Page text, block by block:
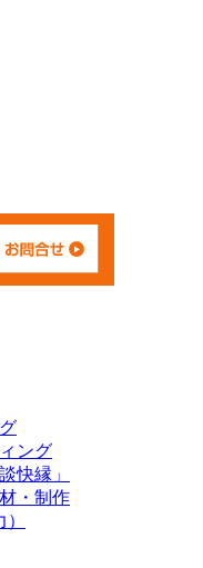
ング
快縁」
・制作